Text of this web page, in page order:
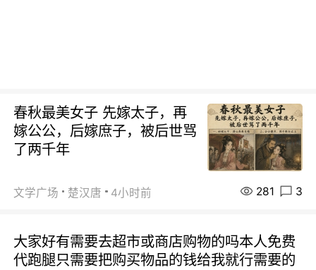
春秋最美女子 先嫁太子，再
嫁公公，后嫁庶子，被后世骂
了两千年
文学广场 楚汉唐 4小时前 281 3
大家好有需要去超市或商店购物的吗本人免费
代跑腿只需要把购买物品的钱给我就行需要的